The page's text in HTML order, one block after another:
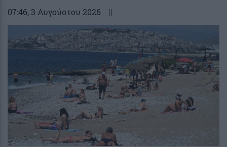
07:46, 3 Αυγούστου 2026 ||